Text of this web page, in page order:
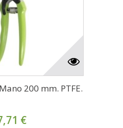
200 mm. PTFE.
€